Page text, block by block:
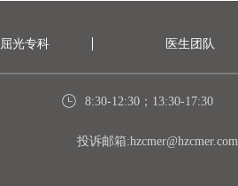
屈光专科 医生团队
8:30-12:30；13:30-17:30
投诉邮箱:hzcmer@hzcmer.com